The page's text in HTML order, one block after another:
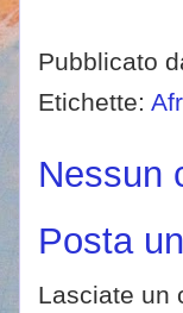
Pubblicato
Etichette:
Nessun
Posta
Lasciate un